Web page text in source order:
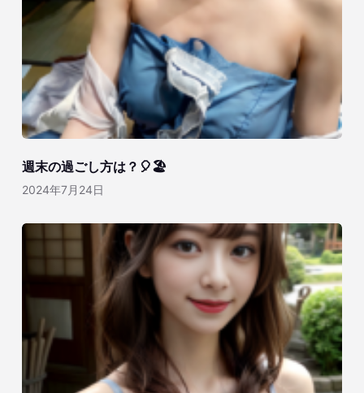
週末の過ごし方は？🎈🏖️
2024年7月24日